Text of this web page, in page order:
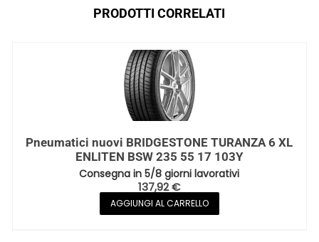
PRODOTTI CORRELATI
Pneumatici nuovi BRIDGESTONE TURANZA 6 XL
ENLITEN BSW 235 55 17 103Y
Consegna in 5/8 giorni lavorativi
137,92€
AGGIUNGI AL CARRELLO